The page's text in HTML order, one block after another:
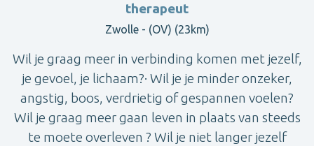
therapeut
Zwolle - (OV) (23km)
Wil je graag meer in verbinding komen met jezelf,
je gevoel, je lichaam?· Wil je je minder onzeker,
angstig, boos, verdrietig of gespannen voelen?
Wil je graag meer gaan leven in plaats van steeds
te moete overleven ? Wil je niet langer jezelf